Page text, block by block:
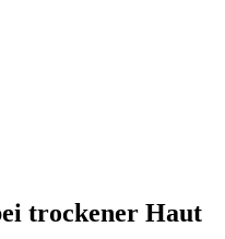
trockener Haut